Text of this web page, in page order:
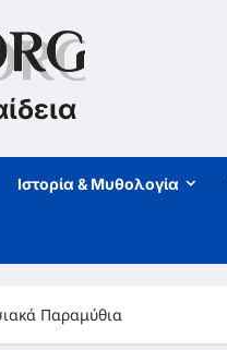
Ιστορία & Μυθολογία
Παραμύθια